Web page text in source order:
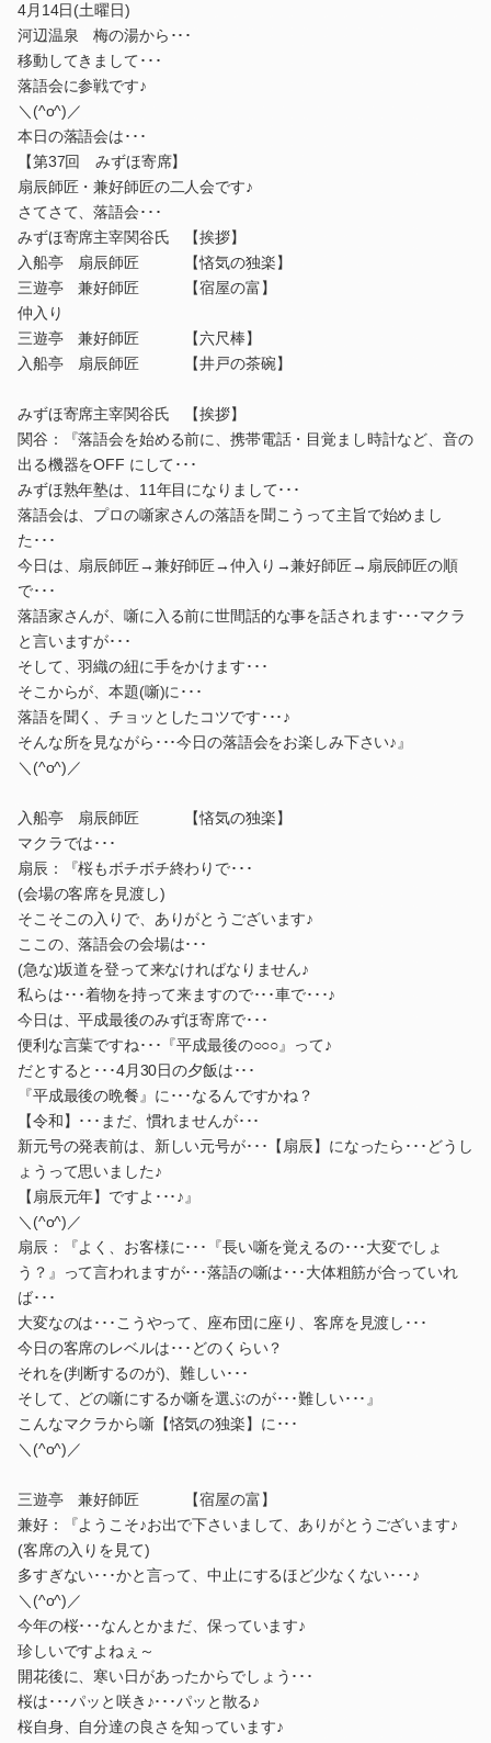
4月14日(土曜日)
河辺温泉 梅の湯から･･･
移動してきまして･･･
落語会に参戦です♪
＼(^o^)／
本日の落語会は･･･
【第37回 みずほ寄席】
扇辰師匠・兼好師匠の二人会です♪
さてさて、落語会･･･
みずほ寄席主宰関谷氏 【挨拶】
入船亭 扇辰師匠 【悋気の独楽】
三遊亭 兼好師匠 【宿屋の富】
仲入り
三遊亭 兼好師匠 【六尺棒】
入船亭 扇辰師匠 【井戸の茶碗】
みずほ寄席主宰関谷氏 【挨拶】
関谷：『落語会を始める前に、携帯電話・目覚まし時計など、音の
出る機器をOFF にして･･･
みずほ熟年塾は、11年目になりまして･･･
落語会は、プロの噺家さんの落語を聞こうって主旨で始めまし
た･･･
今日は、扇辰師匠→兼好師匠→仲入り→兼好師匠→扇辰師匠の順
で･･･
落語家さんが、噺に入る前に世間話的な事を話されます･･･マクラ
と言いますが･･･
そして、羽織の紐に手をかけます･･･
そこからが、本題(噺)に･･･
落語を聞く、チョッとしたコツです･･･♪
そんな所を見ながら･･･今日の落語会をお楽しみ下さい♪』
＼(^o^)／
入船亭 扇辰師匠 【悋気の独楽】
マクラでは･･･
扇辰：『桜もボチボチ終わりで･･･
(会場の客席を見渡し)
そこそこの入りで、ありがとうございます♪
ここの、落語会の会場は･･･
(急な)坂道を登って来なければなりません♪
私らは･･･着物を持って来ますので･･･車で･･･♪
今日は、平成最後のみずほ寄席で･･･
便利な言葉ですね･･･『平成最後の○○○』って♪
だとすると･･･4月30日の夕飯は･･･
『平成最後の晩餐』に･･･なるんですかね？
【令和】･･･まだ、慣れませんが･･･
新元号の発表前は、新しい元号が･･･【扇辰】になったら･･･どうし
ょうって思いました♪
【扇辰元年】ですよ･･･♪』
＼(^o^)／
扇辰：『よく、お客様に･･･『長い噺を覚えるの･･･大変でしょ
う？』って言われますが･･･落語の噺は･･･大体粗筋が合っていれ
ば･･･
大変なのは･･･こうやって、座布団に座り、客席を見渡し･･･
今日の客席のレベルは･･･どのくらい？
それを(判断するのが)、難しい･･･
そして、どの噺にするか噺を選ぶのが･･･難しい･･･』
こんなマクラから噺【悋気の独楽】に･･･
＼(^o^)／
三遊亭 兼好師匠 【宿屋の富】
兼好：『ようこそ♪お出で下さいまして、ありがとうございます♪
(客席の入りを見て)
多すぎない･･･かと言って、中止にするほど少なくない･･･♪
＼(^o^)／
今年の桜･･･なんとかまだ、保っています♪
珍しいですよねぇ～
開花後に、寒い日があったからでしょう･･･
桜は･･･パッと咲き♪･･･パッと散る♪
桜自身、自分達の良さを知っています♪